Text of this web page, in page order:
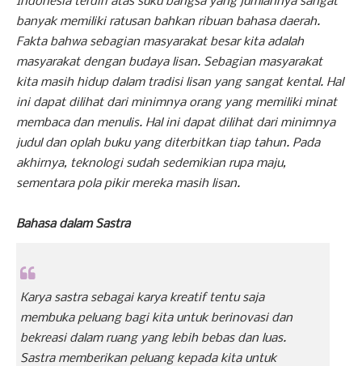
banyak memiliki ratusan bahkan ribuan bahasa daerah.
Fakta bahwa sebagian masyarakat besar kita adalah
masyarakat dengan budaya lisan. Sebagian masyarakat
kita masih hidup dalam tradisi lisan yang sangat kental. Hal
ini dapat dilihat dari minimnya orang yang memiliki minat
membaca dan menulis. Hal ini dapat dilihat dari minimnya
judul dan oplah buku yang diterbitkan tiap tahun. Pada
akhirnya, teknologi sudah sedemikian rupa maju,
sementara pola pikir mereka masih lisan.
Bahasa dalam Sastra
Karya sastra sebagai karya kreatif tentu saja
membuka peluang bagi kita untuk berinovasi dan
bekreasi dalam ruang yang lebih bebas dan luas.
Sastra memberikan peluang kepada kita untuk